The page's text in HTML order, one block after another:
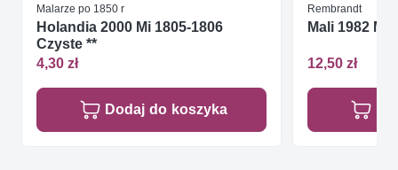
Malarze po 1850 r
Holandia 2000 Mi 1805-1806
Czyste **
4,30 zł
Dodaj do koszyka
Rembrandt
Mali 1982 Mi
12,50 zł